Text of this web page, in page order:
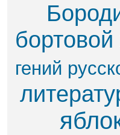
гений